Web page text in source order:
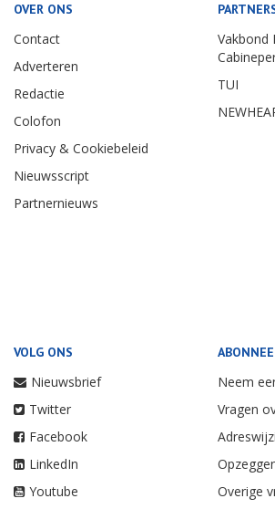
OVER ONS
Contact
Adverteren
Redactie
Colofon
Privacy & Cookiebeleid
Nieuwsscript
Partnernieuws
Vakbond
TUI
VOLG ONS
Nieuwsbrief
Twitter
Facebook
LinkedIn
Youtube
Neem
Vragen
Overige